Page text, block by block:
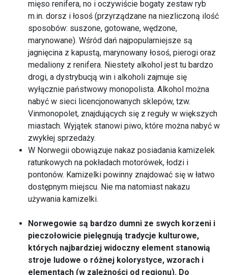
mięso renifera, no i oczywiście bogaty zestaw ryb
m.in. dorsz i łosoś (przyrządzane na niezliczoną ilość
sposobów: suszone, gotowane, wędzone,
marynowane). Wśród dań najpopularniejsze są
jagnięcina z kapustą, marynowany łosoś, pierogi oraz
medaliony z renifera. Niestety alkohol jest tu bardzo
drogi, a dystrybucją win i alkoholi zajmuje się
wyłącznie państwowy monopolista. Alkohol można
nabyć w sieci licencjonowanych sklepów, tzw.
Vinmonopolet, znajdujących się z reguły w większych
miastach. Wyjątek stanowi piwo, które można nabyć w
zwykłej sprzedaży.
W Norwegii obowiązuje nakaz posiadania kamizelek
ratunkowych na pokładach motorówek, łodzi i
pontonów. Kamizelki powinny znajdować się w łatwo
dostępnym miejscu. Nie ma natomiast nakazu
używania kamizelki.
Norwegowie są bardzo dumni ze swych korzeni i
pieczołowicie pielęgnują tradycje kulturowe,
których najbardziej widoczny element stanowią
stroje ludowe o różnej kolorystyce, wzorach i
elementach (w zależności od regionu). Do